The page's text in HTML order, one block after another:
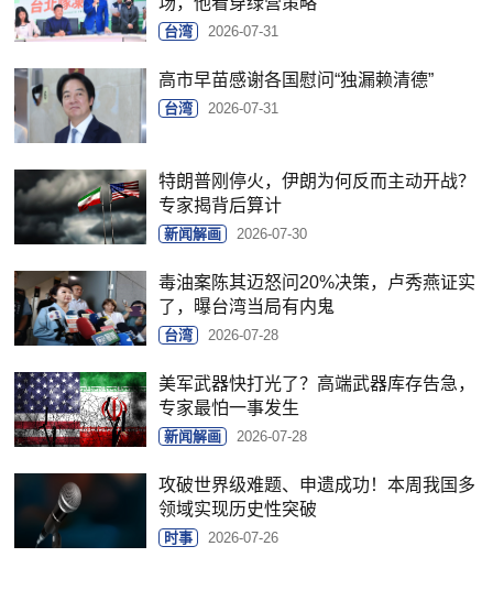
台湾 2026-07-31
高市早苗感谢各国慰问“独漏赖清德”
台湾 2026-07-31
特朗普刚停火，伊朗为何反而主动开战？
专家揭背后算计
新闻解画 2026-07-30
毒油案陈其迈怒问20%决策，卢秀燕证实
了，曝台湾当局有内鬼
台湾 2026-07-28
美军武器快打光了？高端武器库存告急，
专家最怕一事发生
新闻解画 2026-07-28
攻破世界级难题、申遗成功！本周我国多
领域实现历史性突破
时事 2026-07-26